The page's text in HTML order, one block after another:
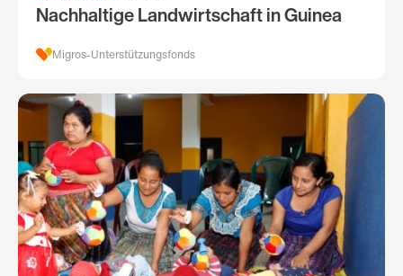
Nachhaltige Landwirtschaft in Guinea
Migros-Unterstützungsfonds